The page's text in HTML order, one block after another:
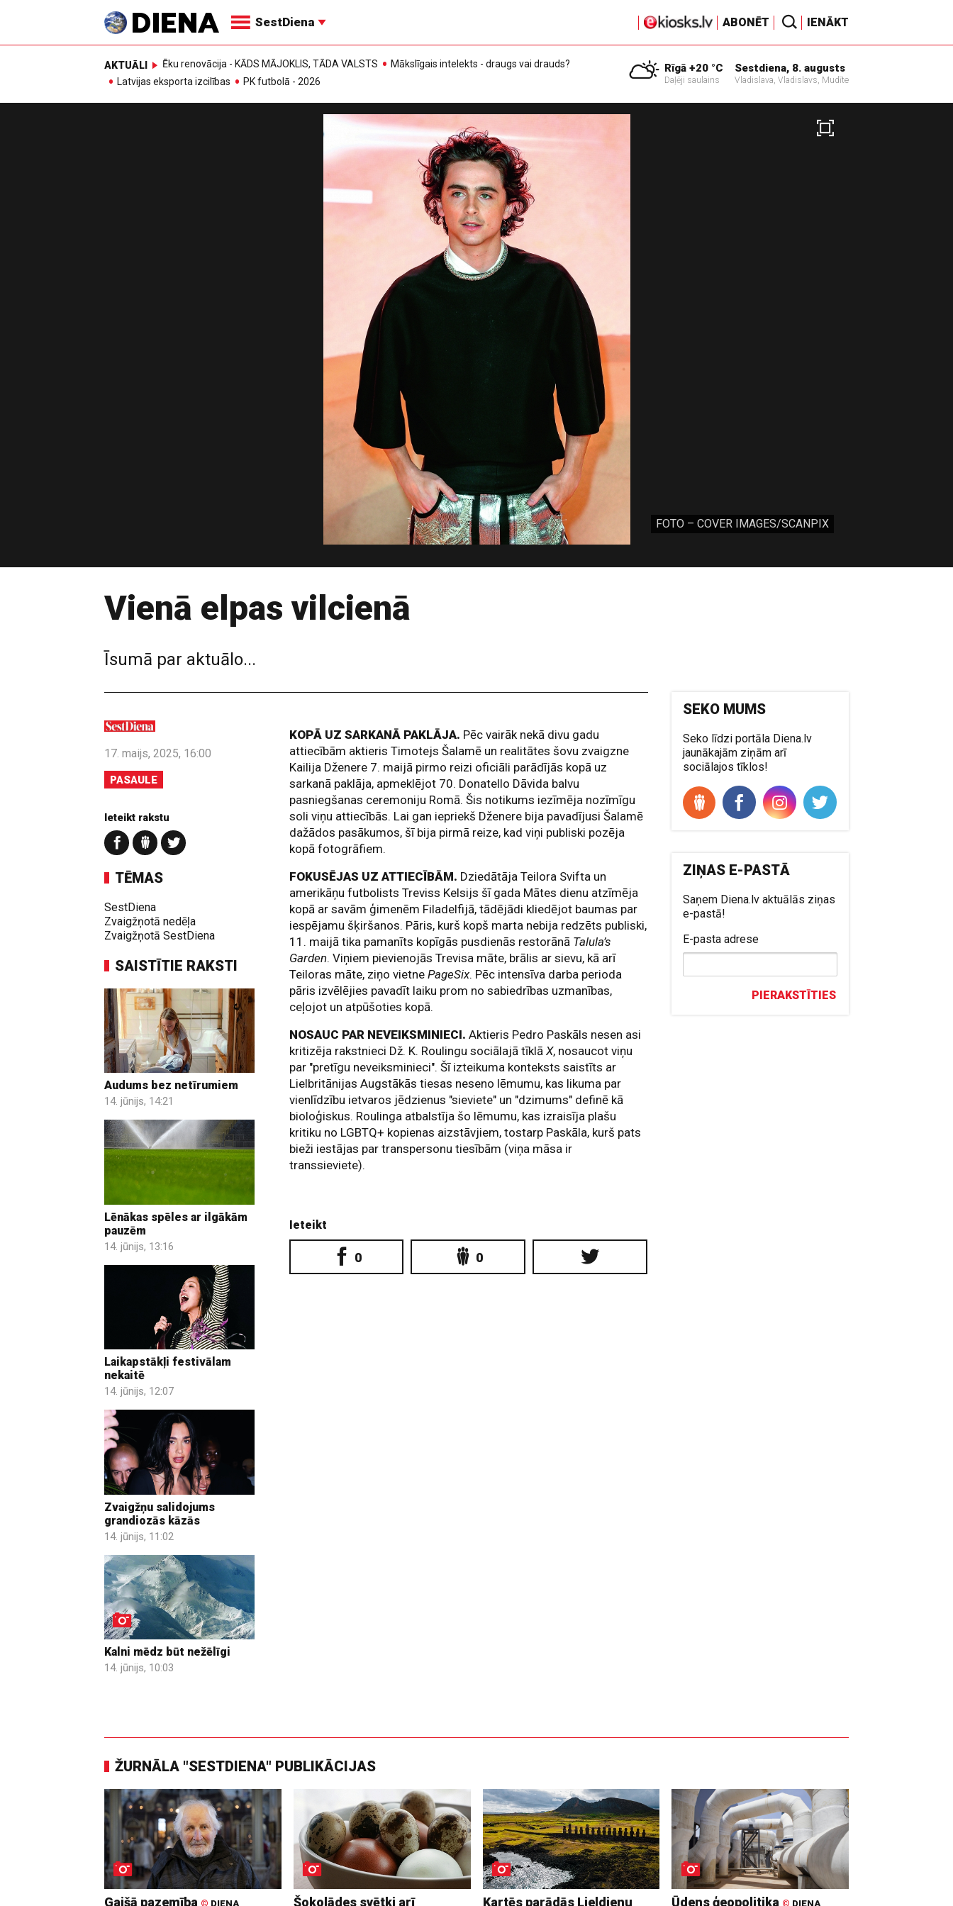
SestDiena ABONĒT IENĀKT
AKTUĀLI Ēku renovācija - KĀDS MĀJOKLIS, TĀDA VALSTS
Mākslīgais intelekts - draugs vai drauds?
Latvijas eksporta izcilības
PK futbolā - 2026
Rīgā +20 °C
Daļēji saulains
Sestdiena, 8. augusts
Vladislava, Vladislavs, Mudīte
FOTO – COVER IMAGES/SCANPIX
Vienā elpas vilcienā
Īsumā par aktuālo...
17. maijs, 2025, 16:00
PASAULE
Ieteikt rakstu
TĒMAS
SestDiena
Zvaigžņotā nedēļa
Zvaigžņotā SestDiena
SAISTĪTIE RAKSTI
Audums bez netīrumiem
14. jūnijs, 14:21
Lēnākas spēles ar ilgākām
pauzēm
14. jūnijs, 13:16
Laikapstākļi festivālam
nekaitē
14. jūnijs, 12:07
Zvaigžņu salidojums
grandiozās kāzās
14. jūnijs, 11:02
Kalni mēdz būt nežēlīgi
14. jūnijs, 10:03
KOPĀ UZ SARKANĀ PAKLĀJA. Pēc vairāk nekā divu gadu
attiecībām aktieris Timotejs Šalamē un realitātes šovu zvaigzne
Kailija Dženere 7. maijā pirmo reizi oficiāli parādījās kopā uz
sarkanā paklāja, apmeklējot 70. Donatello Dāvida balvu
pasniegšanas ceremoniju Romā. Šis notikums iezīmēja nozīmīgu
soli viņu attiecībās. Lai gan iepriekš Dženere bija pavadījusi Šalamē
dažādos pasākumos, šī bija pirmā reize, kad viņi publiski pozēja
kopā fotogrāfiem.
FOKUSĒJAS UZ ATTIECĪBĀM. Dziedātāja Teilora Svifta un
amerikāņu futbolists Treviss Kelsijs šī gada Mātes dienu atzīmēja
kopā ar savām ģimenēm Filadelfijā, tādējādi kliedējot baumas par
iespējamu šķiršanos. Pāris, kurš kopš marta nebija redzēts publiski,
11. maijā tika pamanīts kopīgās pusdienās restorānā Talula’s
Garden. Viņiem pievienojās Trevisa māte, brālis ar sievu, kā arī
Teiloras māte, ziņo vietnePageSix. Pēc intensīva darba perioda
pāris izvēlējies pavadīt laiku prom no sabiedrības uzmanības,
ceļojot un atpūšoties kopā.
NOSAUC PAR NEVEIKSMINIECI.Aktieris Pedro Paskāls nesen asi
kritizēja rakstnieci Dž. K. Roulingu sociālajā tīklāX, nosaucot viņu
par "pretīgu neveiksminieci". Šī izteikuma konteksts saistīts ar
Lielbritānijas Augstākās tiesas neseno lēmumu, kas likuma par
vienlīdzību ietvaros jēdzienus "sieviete" un "dzimums" definē kā
bioloģiskus. Roulinga atbalstīja šo lēmumu, kas izraisīja plašu
kritiku no LGBTQ+ kopienas aizstāvjiem, tostarp Paskāla, kurš pats
bieži iestājas par transpersonu tiesībām (viņa māsa ir
transsieviete).
Ieteikt
0 0
SEKO MUMS
Seko līdzi portāla Diena.lv
jaunākajām ziņām arī
sociālajos tīklos!
ZIŅAS E-PASTĀ
Saņem Diena.lv aktuālās ziņas
e-pastā!
E-pasta adrese
PIERAKSTĪTIES
ŽURNĀLA "SESTDIENA" PUBLIKĀCIJAS
Gaišā pazemība © DIENA
Šokolādes svētki arī
Kartēs parādās Lieldienu
Ūdens ģeopolitika © DIENA